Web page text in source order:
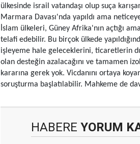
ülkesinde israil vatandaşı olup suça
Marmara Davası'nda yapıldı ama
İslam ülkeleri, Güney Afrika'nın açtığı
telafi edebilir. Bu birçok ülkede
işleyeme hale geleceklerini, ticaretlerin
olan desteğin azalacağını ve tamamen
kararına gerek yok. Vicdanını ortaya
soruşturma başlatılabilir. Mahkeme de
HABERE YORUM